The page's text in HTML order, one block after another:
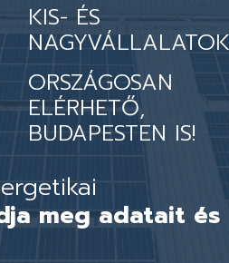
KIS- ÉS
ORSZÁGOSAN
ELÉRHETŐ,
BUDAPESTEN IS!
meg adatait és